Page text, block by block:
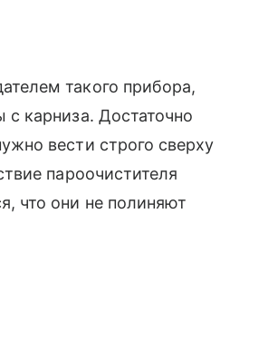
такого прибора,
карниза. Достаточно
вести строго сверху
пароочистителя
что они не полиняют